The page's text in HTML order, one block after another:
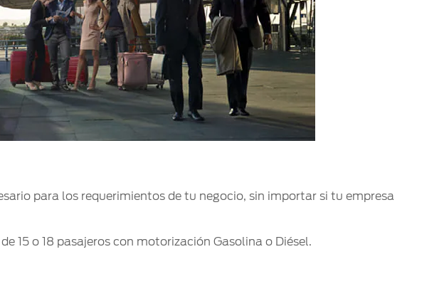
para los requerimientos de tu negocio, sin importar si tu empresa
15 o 18 pasajeros con motorización Gasolina o Diésel.